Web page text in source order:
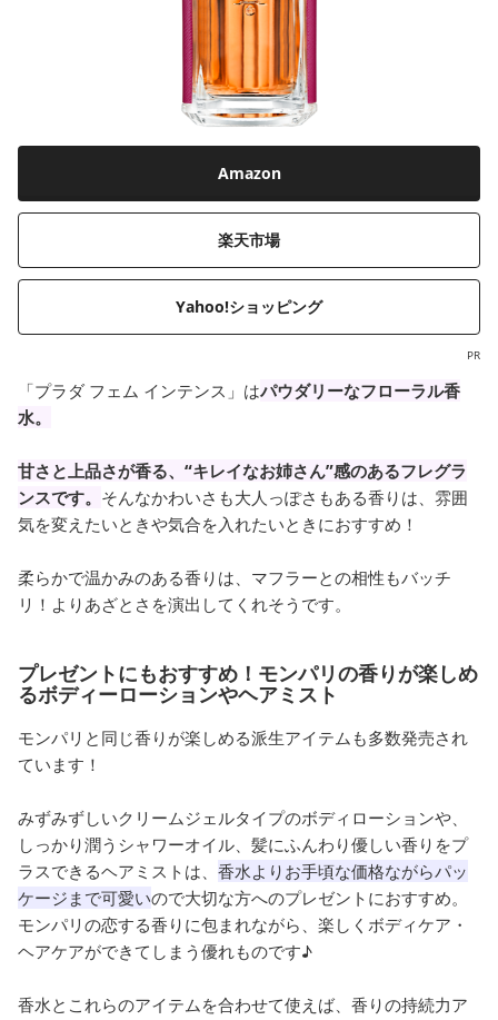
Amazon
楽天市場
Yahoo!ショッピング
PR
「プラダ フェム インテンス」はパウダリーなフローラル香
水。
甘さと上品さが香る、“キレイなお姉さん”感のあるフレグラ
ンスです。 そんなかわいさも大人っぽさもある香りは、雰囲
気を変えたいときや気合を入れたいときにおすすめ！
柔らかで温かみのある香りは、マフラーとの相性もバッチ
リ！よりあざとさを演出してくれそうです。
プレゼントにもおすすめ！モンパリの香りが楽しめ
るボディーローションやヘアミスト
モンパリと同じ香りが楽しめる派生アイテムも多数発売され
ています！
みずみずしいクリームジェルタイプのボディローションや、
しっかり潤うシャワーオイル、髪にふんわり優しい香りをプ
ラスできるヘアミストは、 香水よりお手頃な価格ながらパッ
ケージまで可愛いので大切な方へのプレゼントにおすすめ。
モンパリの恋する香りに包まれながら、楽しくボディケア・
ヘアケアができてしまう優れものです♪
香水とこれらのアイテムを合わせて使えば、香りの持続力ア